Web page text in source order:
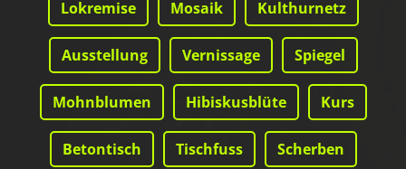
Lokremise Mosaik Kulthurnetz
Ausstellung Vernissage Spiegel
Mohnblumen Hibiskusblüte Kurs
Betontisch Tischfuss Scherben